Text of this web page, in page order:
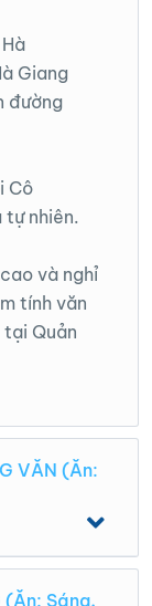
Giang
đường
Cô
tự nhiên.
và nghỉ
tính văn
tại Quản
VĂN (Ăn:
thủ tục trả
đá Đồng
(Ăn: Sáng,